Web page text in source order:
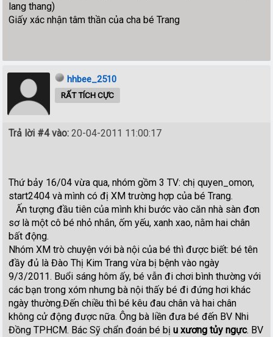
lang thang)
Giấy xác nhận tâm thần của cha bé Trang
hhbee_2510
RẤT TÍCH CỰC
Trả lời #4 vào: 20-04-2011 11:00:17
Thứ bảy 16/04 vừa qua, nhóm gồm 3 TV: chị quyen_omon,
start2404 và mình có đị XM trường hợp của bé Trang.
Ấn tượng đầu tiên của mình khi bước vào căn nhà sàn đơn
sơ là một cô bé nhỏ nhắn, ốm yếu, xanh xao, nằm hai chân
bất động.
Nhóm XM trò chuyện với bà nội của bé thì được biết: bé tên
đầy đủ là Đào Thị Kim Trang vừa bị bệnh vào ngày
9/3/2011. Buổi sáng hôm ấy, bé vẫn đi chơi bình thường với
các bạn trong xóm nhưng bà nội thấy bé đi đứng hơi khác
ngày thường.Đến chiều thì bé kêu đau chân và hai chân
không cử động được nữa. Ông bà liền đưa bé đến BV Nhi
Đồng TPHCM. Bác Sỹ chẩn đoán bé bịu xương tủy ngực. BV